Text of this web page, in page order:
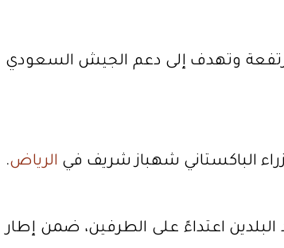
مرتفعة وتهدف إلى دعم الجيش السعودي
الرياض.
اعتداءً على الطرفين، ضمن إطار